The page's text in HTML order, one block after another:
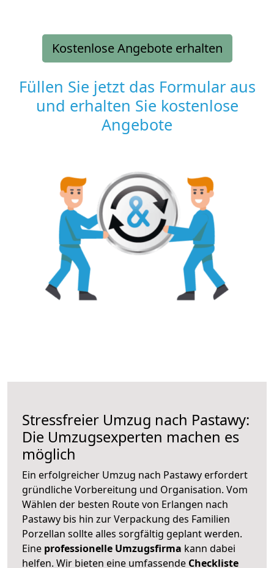
Kostenlose Angebote erhalten
Füllen Sie jetzt das Formular aus
und erhalten Sie kostenlose
Angebote
Stressfreier Umzug nach Pastawy:
Die Umzugsexperten machen es
möglich
Ein erfolgreicher Umzug nach Pastawy erfordert
gründliche Vorbereitung und Organisation. Vom
Wählen der besten Route von Erlangen nach
Pastawy bis hin zur Verpackung des Familien
Porzellan sollte alles sorgfältig geplant werden.
Eine professionelle Umzugsfirma kann dabei
helfen. Wir bieten eine umfassende Checkliste